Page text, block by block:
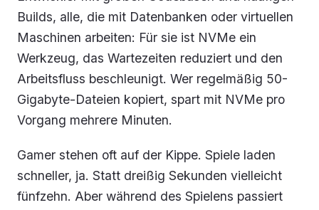
Builds, alle, die mit Datenbanken oder virtuellen
Maschinen arbeiten: Für sie ist NVMe ein
Werkzeug, das Wartezeiten reduziert und den
Arbeitsfluss beschleunigt. Wer regelmäßig 50-
Gigabyte-Dateien kopiert, spart mit NVMe pro
Vorgang mehrere Minuten.
Gamer stehen oft auf der Kippe. Spiele laden
schneller, ja. Statt dreißig Sekunden vielleicht
fünfzehn. Aber während des Spielens passiert